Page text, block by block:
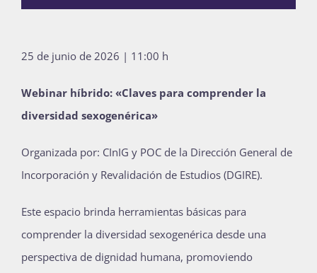
Bienvenida generación 2027-1
25 de junio de 2026 | 11:00 h
Webinar híbrido: «Claves para comprender la
diversidad sexogenérica»
Organizada por: CInIG y POC de la Dirección General de
Incorporación y Revalidación de Estudios (DGIRE).
Este espacio brinda herramientas básicas para
comprender la diversidad sexogenérica desde una
perspectiva de dignidad humana, promoviendo